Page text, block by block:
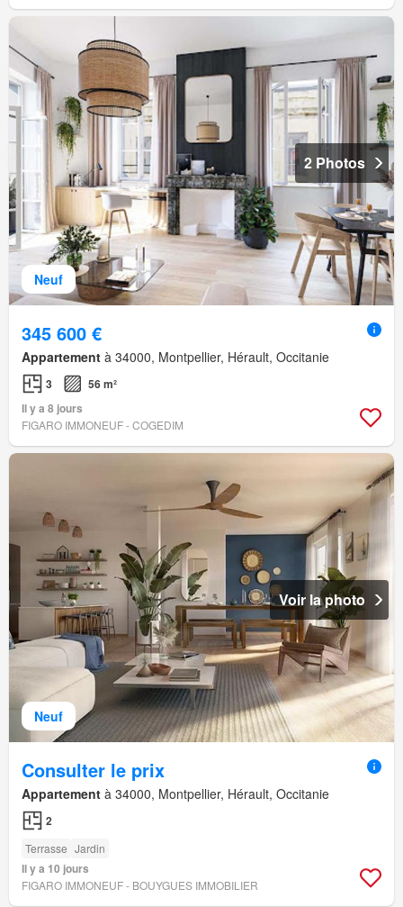
Neuf
2 Photos
345 600 €
Appartement à 34000, Montpellier, Hérault, Occitanie
3
56 m²
Il y a 8 jours
FIGARO IMMONEUF - COGEDIM
Neuf
Voir la photo
Consulter le prix
Appartement à 34000, Montpellier, Hérault, Occitanie
2
Terrasse Jardin
Il y a 10 jours
FIGARO IMMONEUF - BOUYGUES IMMOBILIER